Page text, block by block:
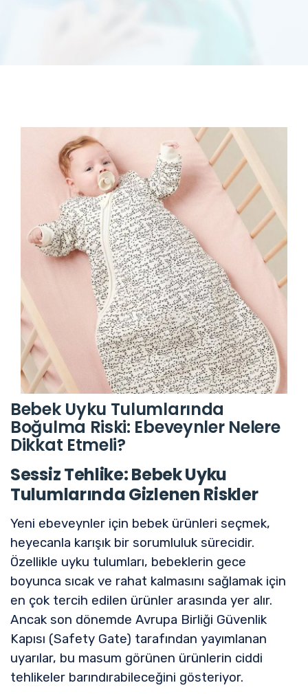
Bebek Uyku Tulumlarında
Boğulma Riski: Ebeveynler Nelere
Dikkat Etmeli?
Sessiz Tehlike: Bebek Uyku
Tulumlarında Gizlenen Riskler
Yeni ebeveynler için bebek ürünleri seçmek,
heyecanla karışık bir sorumluluk sürecidir.
Özellikle uyku tulumları, bebeklerin gece
boyunca sıcak ve rahat kalmasını sağlamak için
en çok tercih edilen ürünler arasında yer alır.
Ancak son dönemde Avrupa Birliği Güvenlik
Kapısı (Safety Gate) tarafından yayımlanan
uyarılar, bu masum görünen ürünlerin ciddi
tehlikeler barındırabileceğini gösteriyor.